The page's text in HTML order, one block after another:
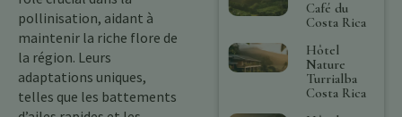
pollinisation, aidant à
maintenir la riche flore de
la région. Leurs
adaptations uniques,
telles que les battements
Café du
Costa Rica
Hôtel
Nature
Turrialba
Costa Rica